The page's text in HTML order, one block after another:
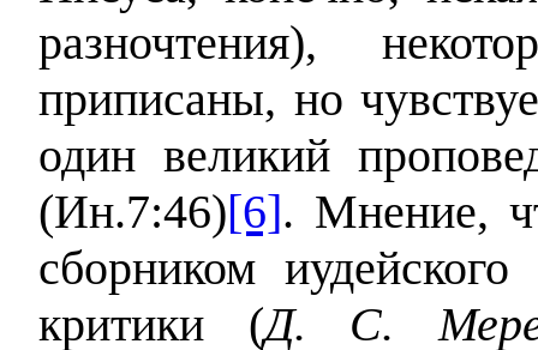
разночтения),
приписаны, но
один великий
(Ин.7:46)[6]. Мнение,
сборником
критики (Д. С.